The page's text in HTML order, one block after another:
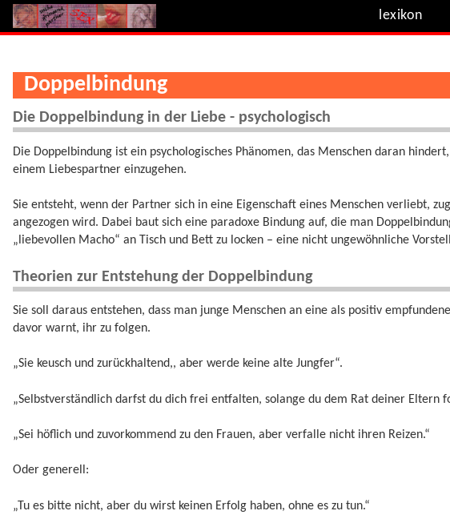
lexikon
Doppelbindung
Die Doppelbindung in der Liebe - psychologisch
Die Doppelbindung ist ein psychologisches Phänomen, das Menschen daran
einem Liebespartner einzugehen.
Sie entsteht, wenn der Partner sich in eine Eigenschaft eines Menschen verliebt,
angezogen wird. Dabei baut sich eine paradoxe Bindung auf, die man
„liebevollen Macho“ an Tisch und Bett zu locken – eine nicht ungewöhnliche
Theorien zur Entstehung der Doppelbindung
Sie soll daraus entstehen, dass man junge Menschen an eine als positiv
davor warnt, ihr zu folgen.
„Sie keusch und zurückhaltend,, aber werde keine alte Jungfer“.
„Selbstverständlich darfst du dich frei entfalten, solange du dem Rat deiner Eltern
„Sei höflich und zuvorkommend zu den Frauen, aber verfalle nicht ihren Reizen.“
Oder generell:
„Tu es bitte nicht, aber du wirst keinen Erfolg haben, ohne es zu tun.“